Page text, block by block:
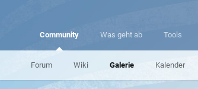
Community
Forum Wiki Galerie Kalender
Was geht ab Tools